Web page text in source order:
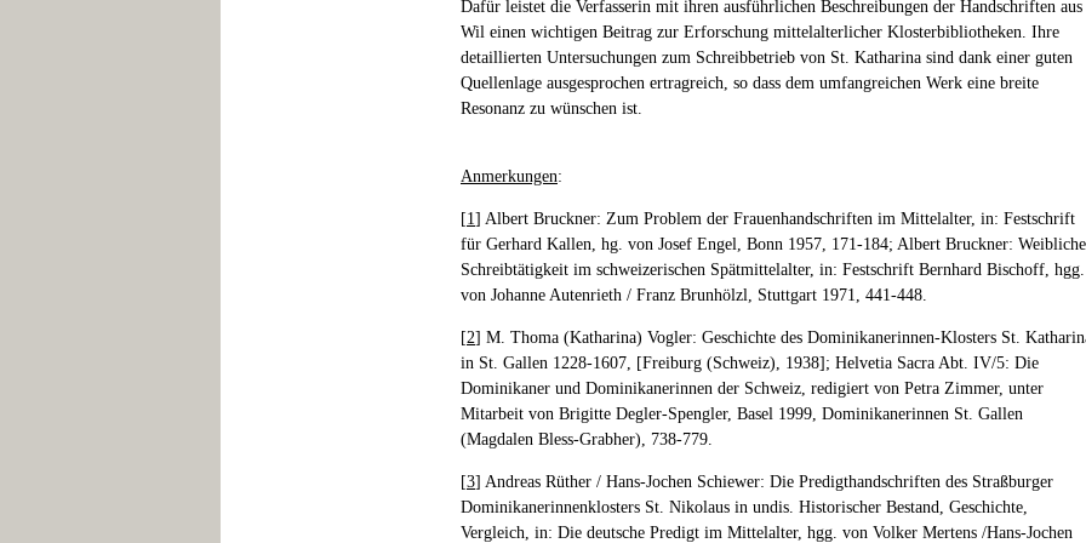
Dafür leistet die Verfasserin mit ihren ausführlichen Beschreibungen der Handschriften aus
Wil einen wichtigen Beitrag zur Erforschung mittelalterlicher Klosterbibliotheken. Ihre
detaillierten Untersuchungen zum Schreibbetrieb von St. Katharina sind dank einer guten
Quellenlage ausgesprochen ertragreich, so dass dem umfangreichen Werk eine breite
Resonanz zu wünschen ist.
Anmerkungen:
[1] Albert Bruckner: Zum Problem der Frauenhandschriften im Mittelalter, in: Festschrift
für Gerhard Kallen, hg. von Josef Engel, Bonn 1957, 171-184; Albert Bruckner: Weibliche
Schreibtätigkeit im schweizerischen Spätmittelalter, in: Festschrift Bernhard Bischoff, hgg.
von Johanne Autenrieth / Franz Brunhölzl, Stuttgart 1971, 441-448.
[2] M. Thoma (Katharina) Vogler: Geschichte des Dominikanerinnen-Klosters St.
in St. Gallen 1228-1607, [Freiburg (Schweiz), 1938]; Helvetia Sacra Abt. IV/5: Die
Dominikaner und Dominikanerinnen der Schweiz, redigiert von Petra Zimmer, unter
Mitarbeit von Brigitte Degler-Spengler, Basel 1999, Dominikanerinnen St. Gallen
(Magdalen Bless-Grabher), 738-779.
[3] Andreas Rüther / Hans-Jochen Schiewer: Die Predigthandschriften des Straßburger
Dominikanerinnenklosters St. Nikolaus in undis. Historischer Bestand, Geschichte,
Vergleich, in: Die deutsche Predigt im Mittelalter, hgg. von Volker Mertens /Hans-Jochen